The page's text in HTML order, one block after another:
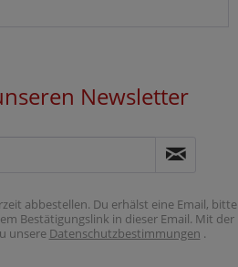
Newsletter
abbestellen. Du erhälst eine Email, bitte
Bestätigungslink in dieser Email. Mit der
unsere Datenschutzbestimmungen .